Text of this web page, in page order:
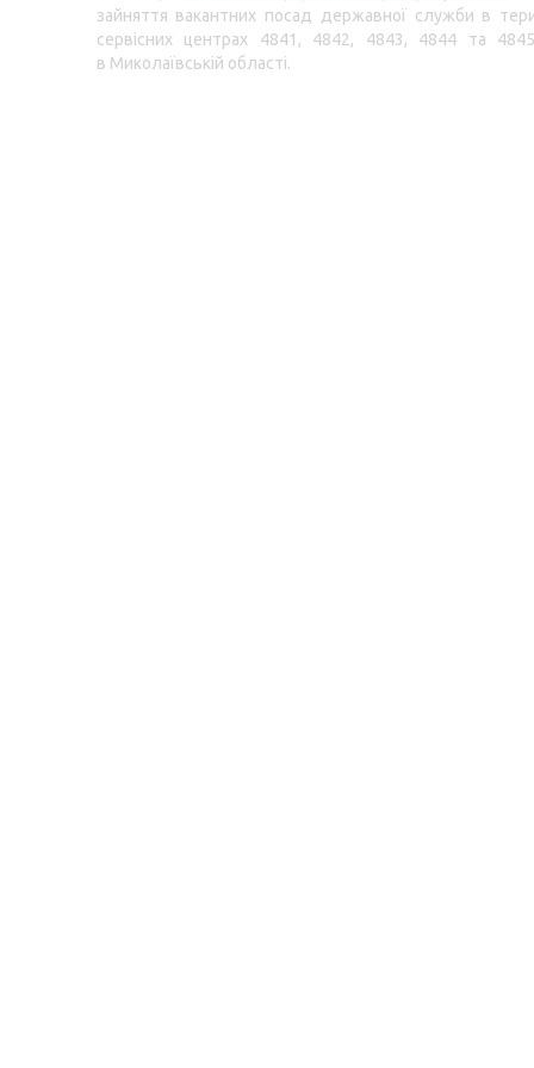
зайняття вакантних посад державної служби в
сервісних центрах 4841, 4842, 4843, 4844 та
в Миколаївській області.